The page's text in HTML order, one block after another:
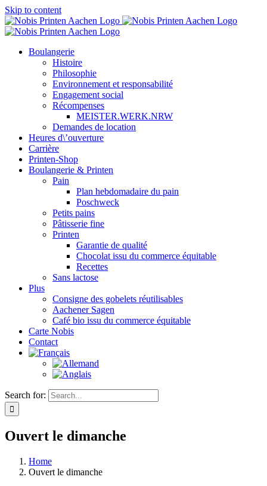
Skip to content
Boulangerie
Histoire
Philosophie
Environnement et responsabilité
Engagement social
Récompenses
MEISTER.WERK.NRW
Demandes de location
Heures d\’ouverture
Carrière
Printen-Shop
Boulangerie & Printen
Pain
Plan hebdomadaire du pain
Poschweck
Petits pains
Pâtisserie fine
Printen
Garantie de qualité
Chocolat issu du commerce équitable
Recettes
Sans lactose
Plus
Consigne des gobelets réutilisables
Aachener Sagen
Café bio issu du commerce équitable
Carte Nobis
Contact
Search for:
Ouvert le dimanche
Home
Ouvert le dimanche